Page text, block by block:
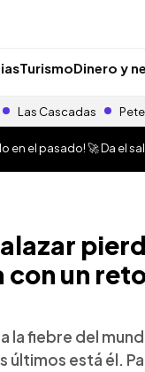
TurismoDinero y
Las Cascadas
en el pasado! 🚀 Da el
un
la fiebre del
está él.